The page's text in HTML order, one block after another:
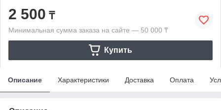
2 500 ₸
Минимальная сумма заказа на сайте — 50 000 ₸
Купить
Описание Характеристики Доставка Оплата